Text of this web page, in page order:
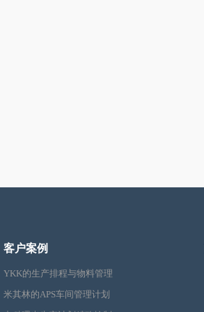
客户案例
YKK的生产排程与物料管理
米其林的APS车间管理计划